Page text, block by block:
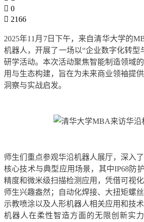
0
2166
2025年11月7日下午，来自清华大学的
机器人，开展了一场以“企业数字化转型
研学活动。本次活动聚焦智能制造领域
用与生态构建，旨在为未来商业领袖提
洞察与实战启发。
师生们重点参观华沿机器人展厅，深入
核心技术与典型应用场景，其中IP68防
精度和微米级扫描检测应用，凭借可视
师生兴趣盎然；自动化焊接、大扭矩螺
示教喷涂以及人形机器人相关应用和技
机器人在柔性智造方面的无限创新实